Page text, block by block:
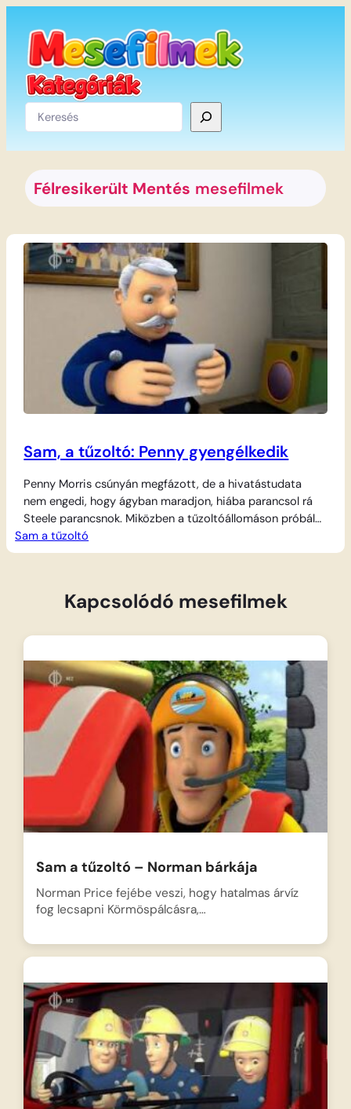
tartalomhoz
Keresés
Félresikerült Mentés mesefilmek
Sam, a tűzoltó: Penny gyengélkedik
Penny Morris csúnyán megfázott, de a hivatástudata
nem engedi, hogy ágyban maradjon, hiába parancsol rá
Steele parancsnok. Miközben a tűzoltóállomáson próbál
helytállni, a Jones család bajba kerül egy túra során.
Penny betegen is a megmentésükre indul, ám a láz és a
Sam a tűzoltó
Kapcsolódó mesefilmek
Sam a tűzoltó – Norman bárkája
Norman Price fejébe veszi, hogy hatalmas árvíz
fog lecsapni Körmöspálcásra,…